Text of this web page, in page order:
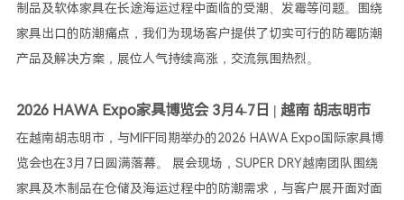
制品及软体家具在长途海运过程中面临的受潮、发霉等问题。围绕
家具出口的防潮痛点，我们为现场客户提供了切实可行的防霉防潮
产品及解决方案，展位人气持续高涨，交流氛围热烈。
2026 HAWA Expo家具博览会 3月4-7日 | 越南 胡志明市
在越南胡志明市，与MIFF同期举办的2026 HAWA Expo国际家具博
览会也在3月7日圆满落幕。 展会现场，SUPER DRY越南团队围绕
家具及木制品在仓储及海运过程中的防潮需求，与客户展开面对面